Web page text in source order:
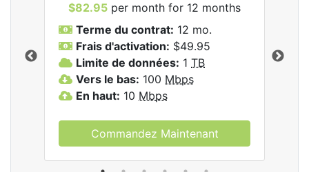
$82.95 per month for 12 months
Terme du contrat: 12 mo.
Frais d'activation: $49.95
Limite de données: 1 TB
Vers le bas: 100 Mbps
En haut: 10 Mbps
Commandez Maintenant